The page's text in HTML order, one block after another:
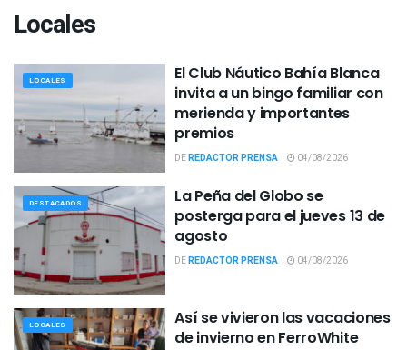
Locales
LOCALES
El Club Náutico Bahía Blanca
invita a un bingo familiar con
merienda y importantes
premios
DEREDACTOR PRENSA 04/08/2026
DESTACADOS
La Peña del Globo se
posterga para el jueves 13 de
agosto
DEREDACTOR PRENSA 04/08/2026
LOCALES
Así se vivieron las vacaciones
de invierno en FerroWhite